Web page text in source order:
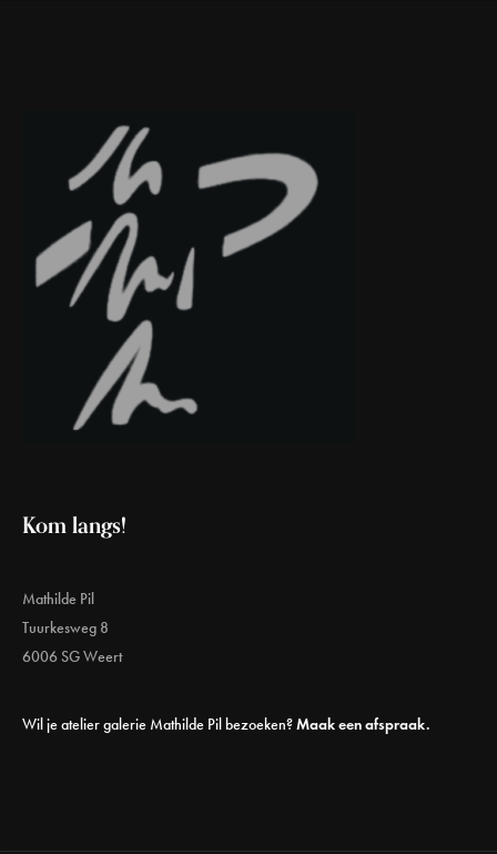
Kom langs!
Mathilde Pil
Tuurkesweg 8
6006 SG Weert
Wil je atelier galerie Mathilde Pil bezoeken?Maak een afspraak.